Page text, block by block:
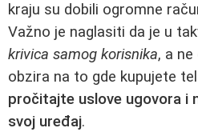
kraju su dobili ogromne
Važno je naglasiti da je u
krivica samog korisnika, a
obzira na to gde kupujete
pročitajte uslove ugovora i
svoj uređaj.